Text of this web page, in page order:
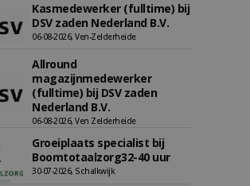
Kasmedewerker (fulltime) bij
DSV zaden Nederland B.V.
06-08-2026, Ven-Zelderheide
Allround
magazijnmedewerker
(fulltime) bij DSV zaden
Nederland B.V.
06-08-2026, Ven Zelderheide
Groeiplaats specialist bij
Boomtotaalzorg32-40 uur
30-07-2026, Schalkwijk